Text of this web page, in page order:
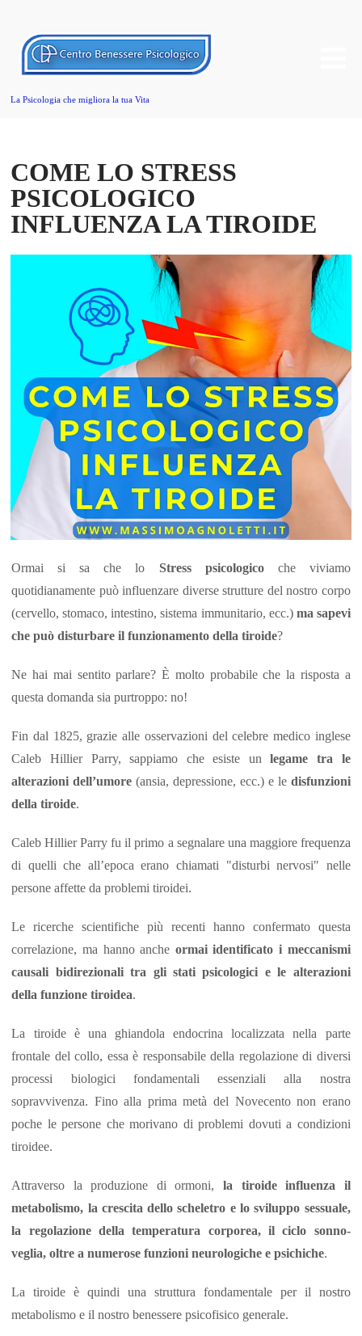
La Psicologia che migliora la tua Vita
COME LO STRESS
PSICOLOGICO
INFLUENZA LA TIROIDE
Ormai si sa che lo Stress psicologicoche viviamo
quotidianamente può influenzare diverse strutture del nostro corpo
(cervello, stomaco, intestino, sistema immunitario, ecc.) ma sapevi
che può disturbare il funzionamento della tiroide?
Ne hai mai sentito parlare? È molto probabile che la risposta a
questa domanda sia purtroppo: no!
Fin dal 1825, grazie alle osservazioni del celebre medico inglese
Caleb Hillier Parry, sappiamo che esiste unlegame tra le
alterazioni dell’umore(ansia, depressione, ecc.) e le disfunzioni
della tiroide.
Caleb Hillier Parry fu il primo a segnalare una maggiore frequenza
di quelli che all’epoca erano chiamati "disturbi nervosi" nelle
persone affette da problemi tiroidei.
Le ricerche scientifiche più recenti hanno confermato questa
correlazione, ma hanno anche ormai identificato i meccanismi
causali bidirezionali tra gli stati psicologici e le alterazioni
della funzione tiroidea.
La tiroide è una ghiandola endocrina localizzata nella parte
frontale del collo, essa è responsabile della regolazione di diversi
processi biologici fondamentali essenziali alla nostra
sopravvivenza. Fino alla prima metà del Novecento non erano
poche le persone che morivano di problemi dovuti a condizioni
tiroidee.
Attraverso la produzione di ormoni,la tiroide influenza il
metabolismo, la crescita dello scheletro e lo sviluppo sessuale,
la regolazione della temperatura corporea, il ciclo sonno-
veglia, oltre a numerose funzioni neurologiche e psichiche.
La tiroide è quindi una struttura fondamentale per il nostro
metabolismo e il nostro benessere psicofisico generale.